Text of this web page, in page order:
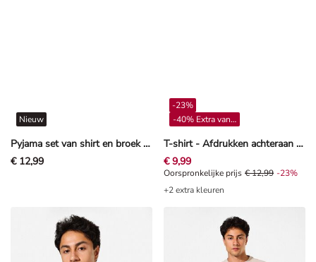
Pyjama set van shirt en broek - Paw Patrol - Petrolblauw
Nieuw
€ 12,99
T-shirt - Afdrukken achteraan - Donkergrijs
-23%
-40% Extra vanaf 4**
€ 9,99
Oorspronkelijke prijs € 12,99,
Oorspronkelijke prijs € 12,99 -23%
+2 extra kleuren